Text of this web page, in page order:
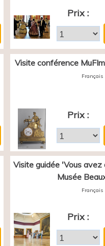
Prix :
Visite conférence
Français
Prix :
Visite guidée 'Vous
Musée
Français
Prix :